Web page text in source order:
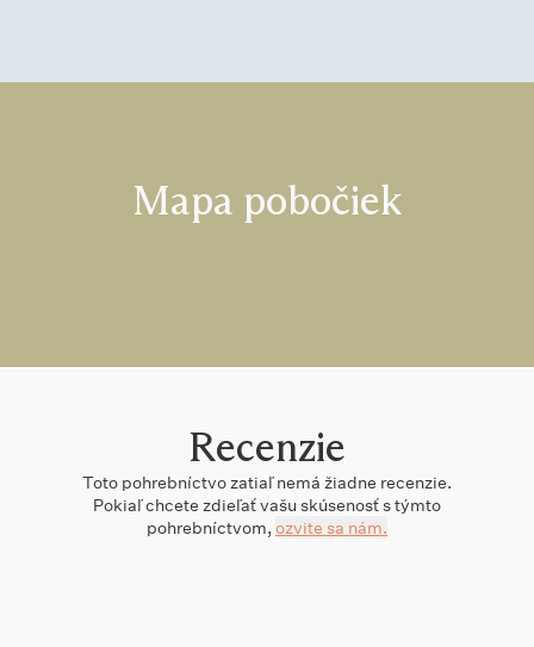
Mapa pobočiek
Recenzie
Toto pohrebníctvozatiaľ nemá žiadne recenzie.
Pokiaľ chcete zdieľať vašu skúsenosť s týmto
pohrebníctvom, ozvite sa nám.